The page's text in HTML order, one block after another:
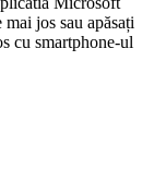
jos sau apăsați
cu smartphone-ul